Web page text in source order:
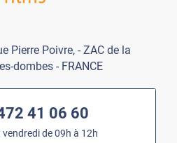
Pierre Poivre, - ZAC de la
dombes - FRANCE
41 06 60
de 09h à 12h